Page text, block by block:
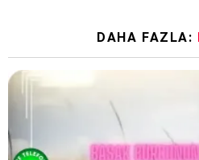
DAHA FAZLA: